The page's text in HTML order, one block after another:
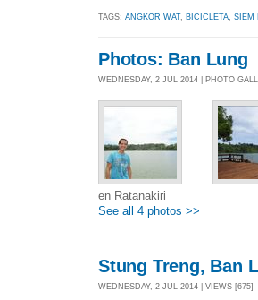
TAGS: ANGKOR WAT, BICICLETA SIEM
Photos: Ban Lung
WEDNESDAY, 2 JUL 2014 | PHOTO
en Ratanakiri
See all 4 photos >>
Stung Treng, Ban
WEDNESDAY, 2 JUL 2014 | VIEWS [675]